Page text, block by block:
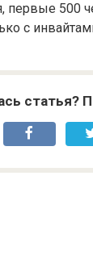
первые 500
с
статья?